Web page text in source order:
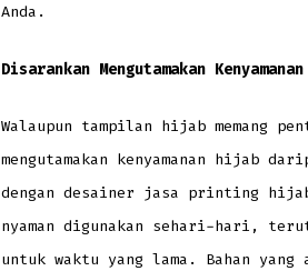
Anda.
Disarankan Mengutamakan Kenyamanan
Walaupun tampilan hijab memang
mengutamakan kenyamanan hijab
dengan desainer jasa printing
nyaman digunakan sehari-hari,
untuk waktu yang lama. Bahan yang